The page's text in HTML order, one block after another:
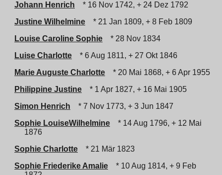
Johann Henrich
* 16 Nov 1742, + 24 Dez 1792
Justine Wilhelmine
* 21 Jan 1809, + 8 Feb 1809
Louise Caroline Sophie
* 28 Nov 1834
Luise Charlotte
* 6 Aug 1811, + 27 Okt 1846
Marie Auguste Charlotte
* 20 Mai 1868, + 6 Apr 1955
Philippine Justine
* 1 Apr 1827, + 16 Mai 1905
Simon Henrich
* 7 Nov 1773, + 3 Jun 1847
Sophie LouiseWilhelmine
* 14 Aug 1796, + 12 Mai
1876
Sophie Charlotte
* 21 Mär 1823
Sophie Friederike Amalie
* 10 Aug 1814, + 9 Feb